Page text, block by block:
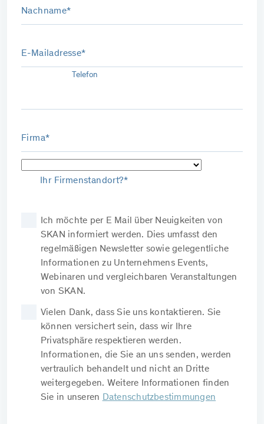
Nachname*
E-Mailadresse*
Telefon
Firma*
Ihr Firmenstandort?*
Ich möchte per E Mail über Neuigkeiten von
SKAN informiert werden. Dies umfasst den
regelmäßigen Newsletter sowie gelegentliche
Informationen zu Unternehmens Events,
Webinaren und vergleichbaren Veranstaltungen
von SKAN.
Vielen Dank, dass Sie uns kontaktieren. Sie
können versichert sein, dass wir Ihre
Privatsphäre respektieren werden.
Informationen, die Sie an uns senden, werden
vertraulich behandelt und nicht an Dritte
weitergegeben. Weitere Informationen finden
Sie in unseren Datenschutzbestimmungen